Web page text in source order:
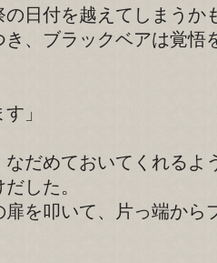
の日付を越えてしまうか
き、ブラックベアは覚悟
」
なだめておいてくれるよ
した。
扉を叩いて、片っ端から